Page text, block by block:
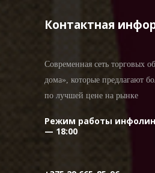
Контактная
Современная сеть торговых
дома», которые предлагают
по лучшей цене на рынке
Режим работы
— 18:00